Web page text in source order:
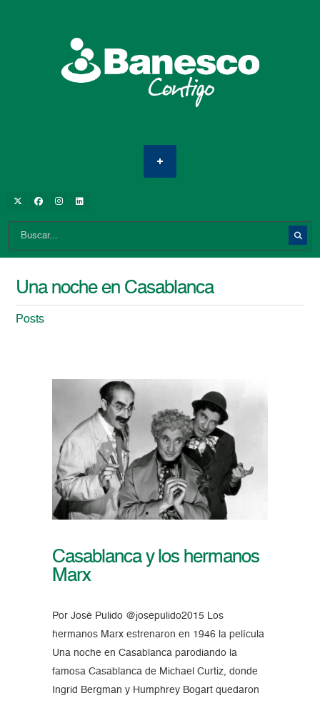
Una noche en Casablanca
Posts
Casablanca y los hermanos
Marx
Por José Pulido @josepulido2015 Los
hermanos Marx estrenaron en 1946 la película
Una noche en Casablanca parodiando la
famosa Casablanca de Michael Curtiz, donde
Ingrid Bergman y Humphrey Bogart quedaron